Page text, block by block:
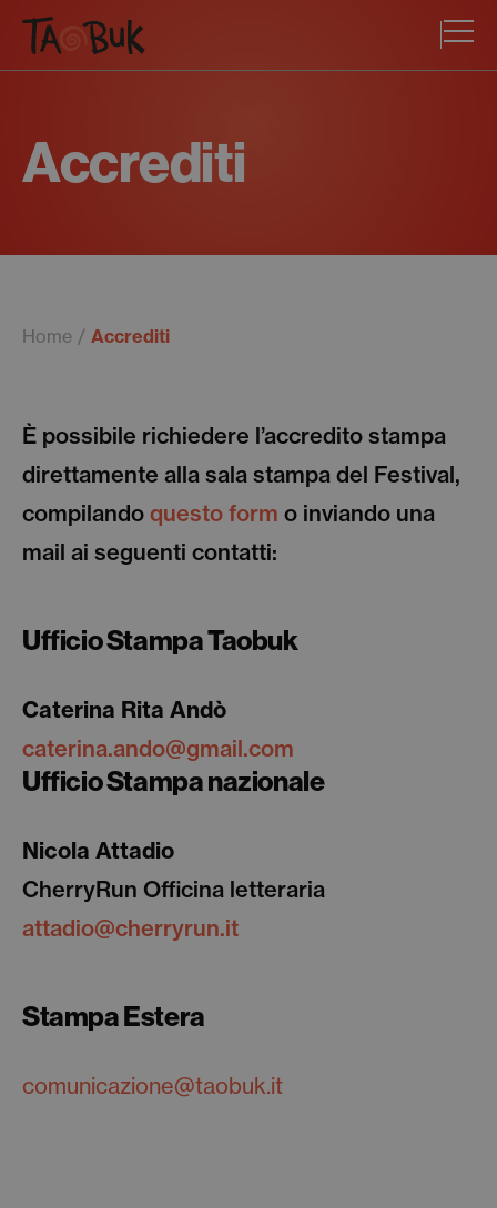
Accrediti
Home Accrediti
È possibile richiedere l’accredito stampa
direttamente alla sala stampa del Festival,
compilando questo form o inviando una
mail ai seguenti contatti:
Ufficio Stampa Taobuk
Caterina Rita Andò
caterina.ando@gmail.com
Ufficio Stampa nazionale
Nicola Attadio
CherryRun Officina letteraria
attadio@cherryrun.it
Stampa Estera
comunicazione@taobuk.it